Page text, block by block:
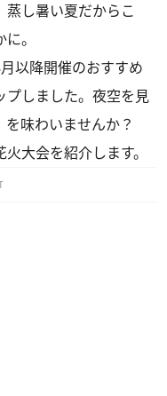
し暑い夏だからこ
。
以降開催のおすすめ
プしました。夜空を見
味わいませんか？
大会を紹介します。